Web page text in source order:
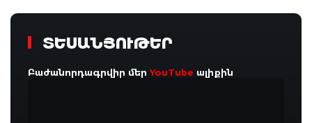
ՏԵՍԱՆՅՈՒԹԵՐ
Բաժանորդագրվիր մերYouTube ալիքին